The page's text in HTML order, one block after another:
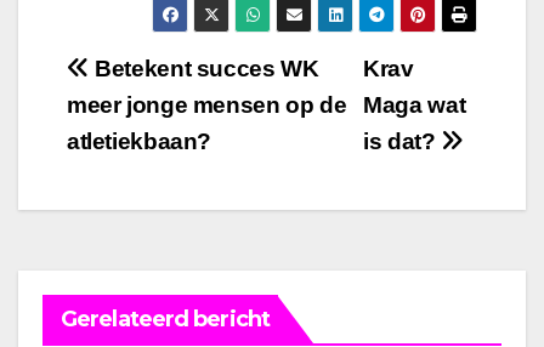
Bericht
navigatie
Krav
Maga wat
is dat?
Betekent succes WK
meer jonge mensen op de
atletiekbaan?
Gerelateerd bericht